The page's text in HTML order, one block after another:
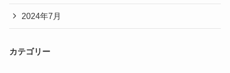
2024年7月
カテゴリー